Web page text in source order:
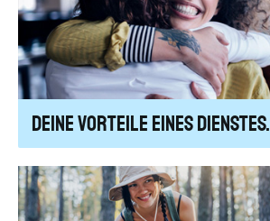
Deine Vorteile eines Dienstes.